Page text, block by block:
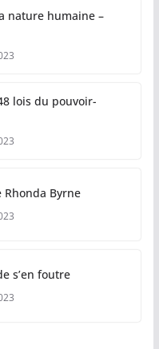
nature humaine –
lois du pouvoir-
Rhonda Byrne
s’en foutre